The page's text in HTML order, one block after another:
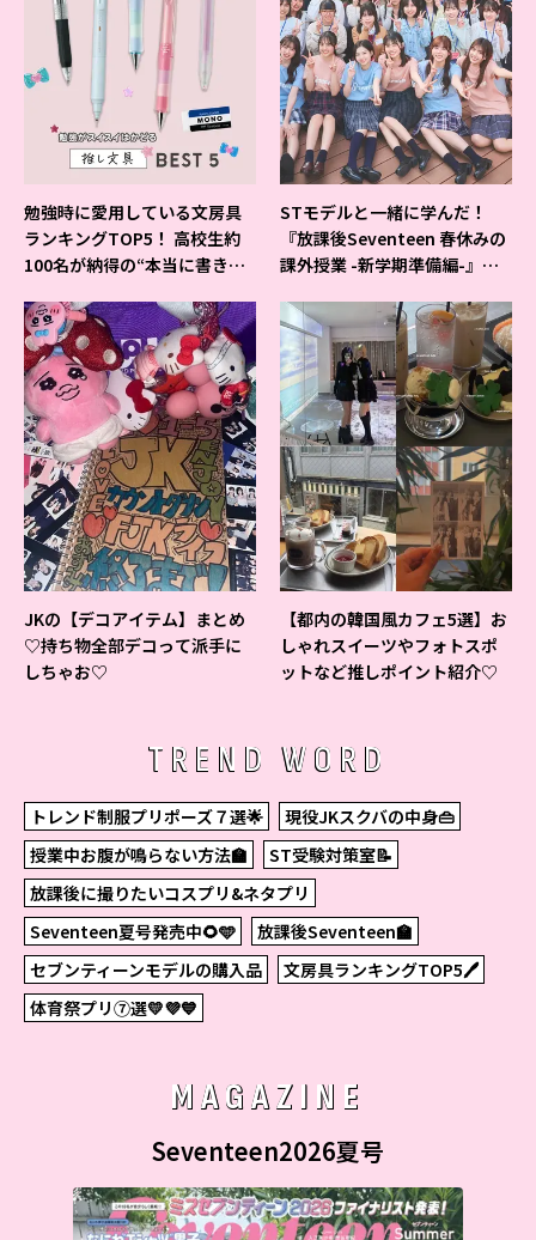
勉強時に愛用している文房具
ランキングTOP5！ 高校生約
100名が納得の“本当に書きや
STモデルと一緒に学んだ！
『放課後Seventeen 春休みの
課外授業 -新学期準備編-』イ
JKの【デコアイテム】まとめ
♡持ち物全部デコって派手に
しちゃお♡
【都内の韓国風カフェ5選】お
しゃれスイーツやフォトスポ
ットなど推しポイント紹介♡
TREND WORD
トレンド制服プリポーズ７選🌟
現役JKスクバの中身👜
授業中お腹が鳴らない方法🏫
ST受験対策室📝
放課後に撮りたいコスプリ&ネタプリ
Seventeen夏号発売中🌻🩵
放課後Seventeen🏫
セブンティーンモデルの購入品
文房具ランキングTOP5🖊
体育祭プリ⑦選💛💜💙
MAGAZINE
Seventeen2026夏号